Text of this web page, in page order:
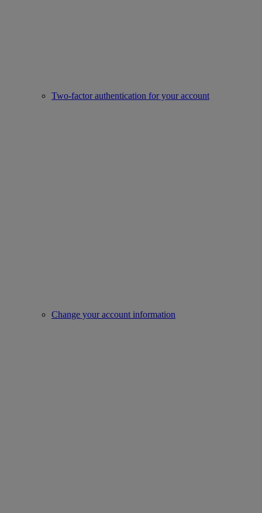
Two-factor authentication for your account
Change your account information